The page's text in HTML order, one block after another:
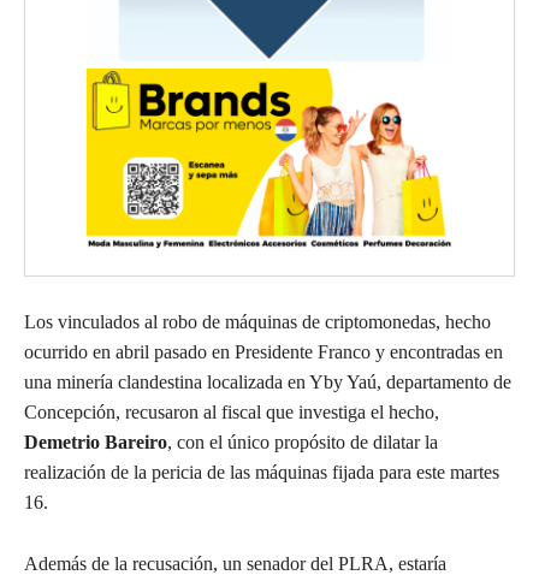
Los vinculados al robo de máquinas de criptomonedas, hecho
ocurrido en abril pasado en Presidente Franco y encontradas en
una minería clandestina localizada en Yby Yaú, departamento de
Concepción, recusaron al fiscal que investiga el hecho,
Demetrio Bareiro, con el único propósito de dilatar la
realización de la pericia de las máquinas fijada para este martes
16.
Además de la recusación, un senador del PLRA, estaría